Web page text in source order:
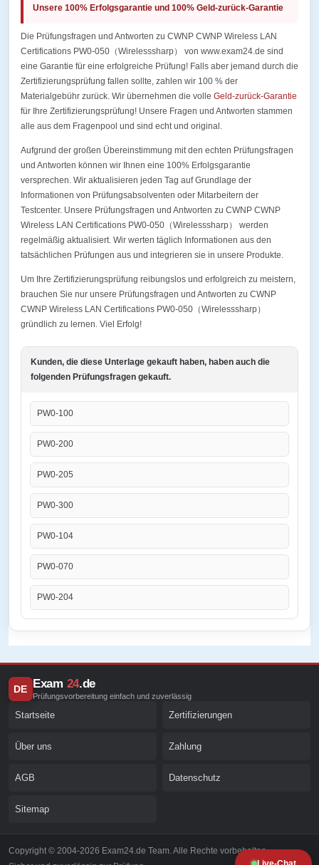
Unsere 100% Erfolgsgarantie und 100% Geld-zurück-Garantie
Die Prüfungsfragen und Antworten zu CWNP CWNP Wireless LAN
Certifications PW0-050（Wirelesssharp） von www.exam24.de sind
eine Garantie für eine erfolgreiche Prüfung! Falls aber jemand durch die
Zertifizierungsprüfung fallen sollte, zahlen wir 100 % der
Materialgebühr zurück. Wir übernehmen die volle Geld-zurück-Garantie
für Ihre Zertifizierungsprüfung! Unsere Fragen und Antworten stammen
alle aus dem Fragenpool und sind echt und original.
Aufgrund der großen Übereinstimmung mit den echten Prüfungsfragen
und Antworten können wir Ihnen eine 100% Erfolgsgarantie
versprechen. Wir aktualisieren jeden Tag auf Grundlage der
Informationen von Prüfungsabsolventen oder Mitarbeitern der
Testcenter. Unsere Prüfungsfragen und Antworten zu CWNP CWNP
Wireless LAN Certifications PW0-050（Wirelesssharp） werden
regelmäßig aktualisiert. Wir werten täglich Informationen aus den
tatsächlichen Prüfungen aus und integrieren sie in unsere Produkte.
Um Ihre Zertifizierungsprüfung reibungslos und erfolgreich zu meistern,
brauchen Sie nur unsere Prüfungsfragen und Antworten zu CWNP
CWNP Wireless LAN Certifications PW0-050（Wirelesssharp）
gründlich zu lernen. Viel Erfolg!
Kunden, die diese Unterlage gekauft haben, haben auch die
folgenden Prüfungsfragen gekauft.
PW0-100
PW0-200
PW0-205
PW0-300
PW0-104
PW0-070
PW0-204
DE Exam 24.de
Prüfungsvorbereitung einfach und zuverlässig
Startseite Zertifizierungen
Über uns Zahlung
AGB Datenschutz
Sitemap
Copyright © 2004-2026 Exam24.de Team. Alle Rechte vorbehalten.